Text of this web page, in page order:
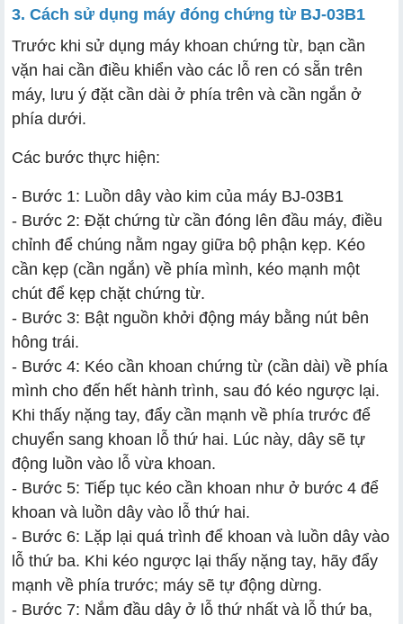
3. Cách sử dụng máy đóng chứng từ BJ-03B1
Trước khi sử dụng máy khoan chứng từ, bạn cần
vặn hai cần điều khiển vào các lỗ ren có sẵn trên
máy, lưu ý đặt cần dài ở phía trên và cần ngắn ở
phía dưới.
Các bước thực hiện:
- Bước 1: Luồn dây vào kim của máy BJ-03B1
- Bước 2: Đặt chứng từ cần đóng lên đầu máy, điều
chỉnh để chúng nằm ngay giữa bộ phận kẹp. Kéo
cần kẹp (cần ngắn) về phía mình, kéo mạnh một
chút để kẹp chặt chứng từ.
- Bước 3: Bật nguồn khởi động máy bằng nút bên
hông trái.
- Bước 4: Kéo cần khoan chứng từ (cần dài) về phía
mình cho đến hết hành trình, sau đó kéo ngược lại.
Khi thấy nặng tay, đẩy cần mạnh về phía trước để
chuyển sang khoan lỗ thứ hai. Lúc này, dây sẽ tự
động luồn vào lỗ vừa khoan.
- Bước 5: Tiếp tục kéo cần khoan như ở bước 4 để
khoan và luồn dây vào lỗ thứ hai.
- Bước 6: Lặp lại quá trình để khoan và luồn dây vào
lỗ thứ ba. Khi kéo ngược lại thấy nặng tay, hãy đẩy
mạnh về phía trước; máy sẽ tự động dừng.
- Bước 7: Nắm đầu dây ở lỗ thứ nhất và lỗ thứ ba,